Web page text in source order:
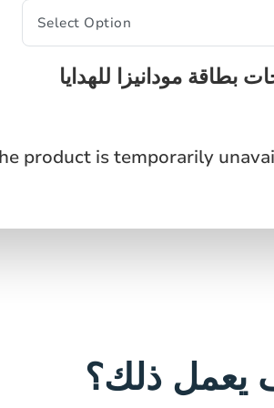
بطاقة مودانيزا للهدايا
product is temporarily
يعمل ذلك؟